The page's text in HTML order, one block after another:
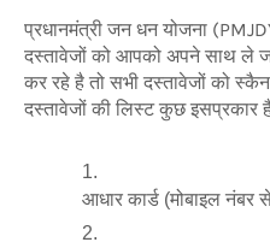
प्रधानमंत्री जन धन योजना
दस्तावेजों को आपको अपने साथ ले
कर रहे है तो सभी दस्तावेजों को
दस्तावेजों की लिस्ट कुछ इसप्रकार
आधार कार्ड (मोबाइल नंबर